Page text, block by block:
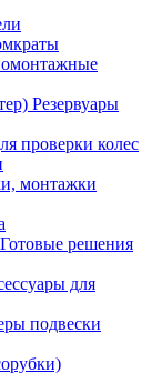
Резервуары
проверки колес
монтажки
Готовые решения
для
подвески